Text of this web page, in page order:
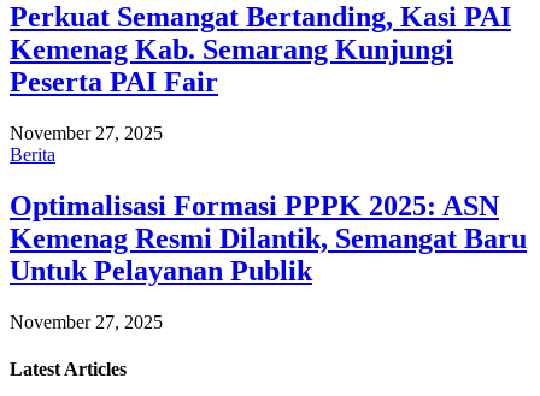
Perkuat Semangat Bertanding, Kasi PAI
Kemenag Kab. Semarang Kunjungi
Peserta PAI Fair
November 27, 2025
Berita
Optimalisasi Formasi PPPK 2025: ASN
Kemenag Resmi Dilantik, Semangat Baru
Untuk Pelayanan Publik
November 27, 2025
Latest Articles